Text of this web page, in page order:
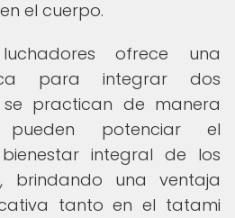
el cuerpo.
ofrece una
para integrar dos
se practican de manera
pueden potenciar el
integral de los
brindando una ventaja
tanto en el tatami